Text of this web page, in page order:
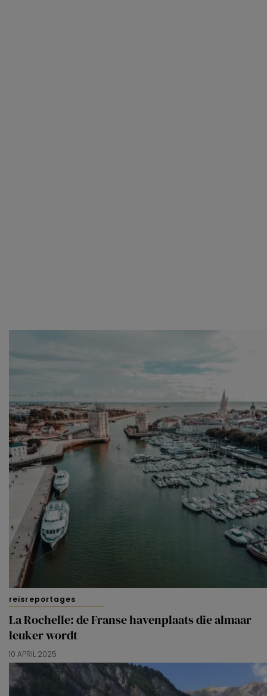
reisreportages
La Rochelle: de Franse havenplaats die almaar
leuker wordt
10 APRIL 2025